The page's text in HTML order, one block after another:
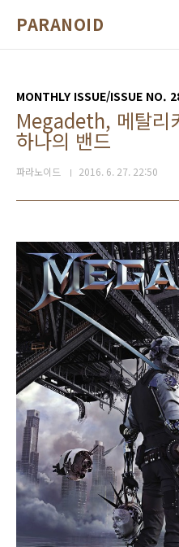
PARANOID
MONTHLY ISSUE/ISSUE NO.
Megadeth, 메탈리
하나의 밴드
파라노이드 2016. 6. 27. 22:50